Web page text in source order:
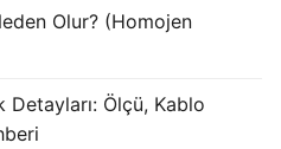
Çubuk LED
Çubuk LED
Olur? (Homojen
Detayları: Ölçü, Kablo